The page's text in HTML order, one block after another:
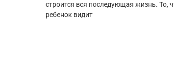
строится вся последующая жизнь. То,
ребенок видит